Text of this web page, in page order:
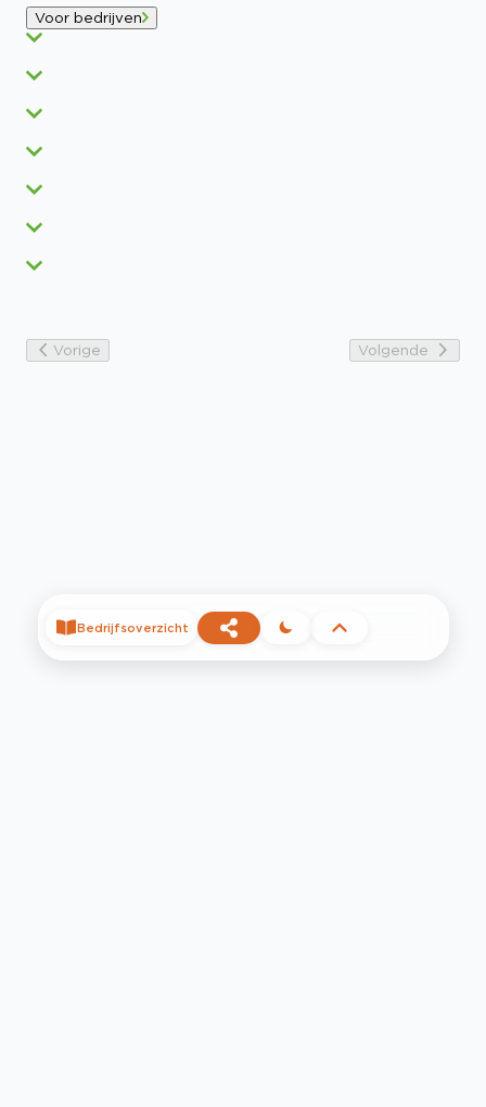
Voor bedrijven
Vorige Volgende
Bedrijfsoverzicht